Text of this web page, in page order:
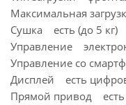
Максимальная
Сушка есть (до 5 кг)
Управление
Управление со
Дисплей есть
Прямой привод есть